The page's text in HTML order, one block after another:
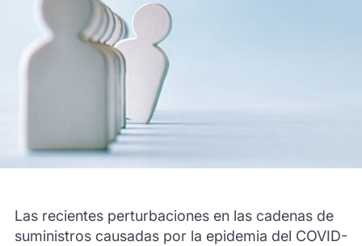
Las recientes perturbaciones en las cadenas de
suministros causadas por la epidemia del COVID-